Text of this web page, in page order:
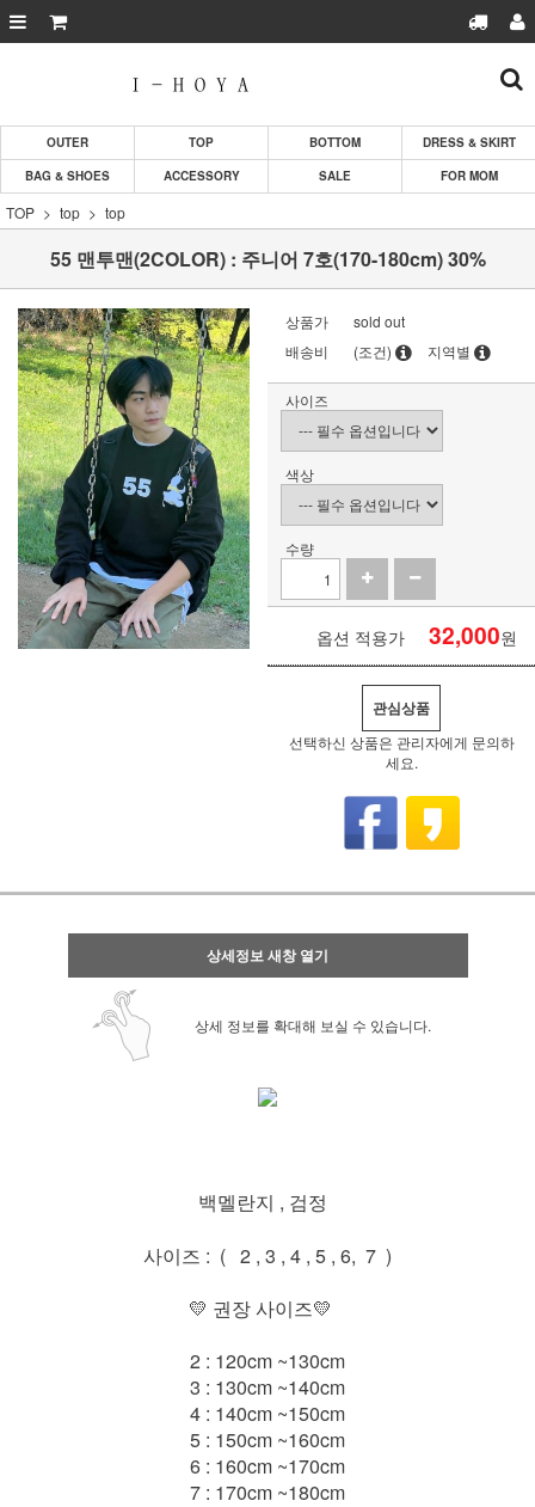
OUTER TOP BOTTOM
DRESS & SKIRT
BAG & SHOES
ACCESSORY SALE FOR MOM
TOP top top
55 맨투맨(2COLOR) : 주니어 7호(170-180cm) 30%
상품가
sold out
배송비
(조건) 지역별
사이즈
색상
수량
옵션 적용가 32,000원
관심상품
선택하신 상품은 관리자에게 문의하
세요.
상세정보 새창 열기
상세 정보를 확대해 보실 수 있습니다.
백멜란지 , 검정
사이즈 : ( 2 , 3 , 4 , 5 , 6, 7 )
💛 권장 사이즈💛
2 : 120cm ~130cm
3 : 130cm ~140cm
4 : 140cm ~150cm
5 : 150cm ~160cm
6 : 160cm ~170cm
7 : 170cm ~180cm